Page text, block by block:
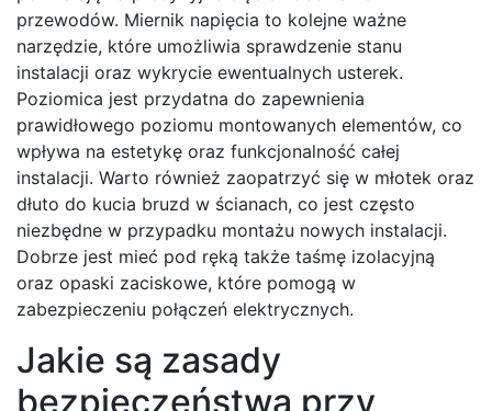
przewodów. Miernik napięcia to kolejne ważne
narzędzie, które umożliwia sprawdzenie stanu
instalacji oraz wykrycie ewentualnych usterek.
Poziomica jest przydatna do zapewnienia
prawidłowego poziomu montowanych elementów, co
wpływa na estetykę oraz funkcjonalność całej
instalacji. Warto również zaopatrzyć się w młotek oraz
dłuto do kucia bruzd w ścianach, co jest często
niezbędne w przypadku montażu nowych instalacji.
Dobrze jest mieć pod ręką także taśmę izolacyjną
oraz opaski zaciskowe, które pomogą w
zabezpieczeniu połączeń elektrycznych.
Jakie są zasady
bezpieczeństwa przy